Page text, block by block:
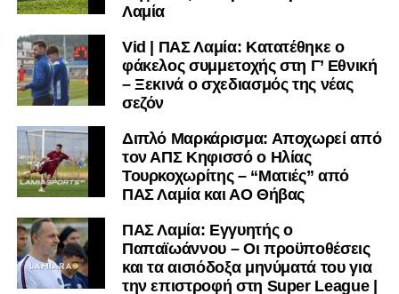
υπόλοιπο κόσμο. Ακολουθήστε το lamiara.gr στο
μαθαίνετε σε χρόνο dt όλα τα νέα.
Λαμία
Vid | ΠΑΣ Λαμία: Κατατέθηκε ο
φάκελος συμμετοχής στη Γ’ Εθνική
– Ξεκινά ο σχεδιασμός της νέας
σεζόν
Διπλό Μαρκάρισμα: Αποχωρεί από
τον ΑΠΣ Κηφισσό ο Ηλίας
Τουρκοχωρίτης – “Ματιές” από
ΠΑΣ Λαμία και ΑΟ Θήβας
ΠΑΣ Λαμία: Εγγυητής ο
Παπαϊωάννου – Οι προϋποθέσεις
και τα αισιόδοξα μηνύματά του για
την επιστροφή στη Super League |